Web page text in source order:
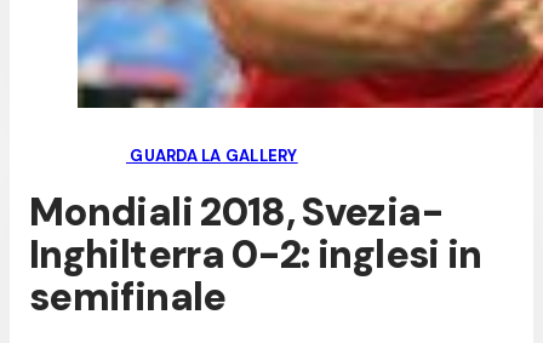
GUARDA LA GALLERY
Mondiali 2018, Svezia-
Inghilterra 0-2: inglesi in
semifinale